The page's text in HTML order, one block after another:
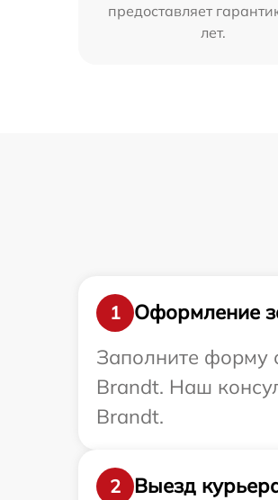
предоставляет
лет.
1
Оформление
Заполните форму
Brandt. Наш
Brandt.
2
Выезд